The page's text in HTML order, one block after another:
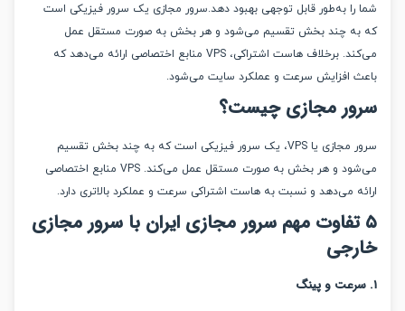
به‌طور قابل توجهی بهبود دهد.سرور مجازی یک سرور فیزیکی است
چند بخش تقسیم می‌شود و هر بخش به صورت مستقل عمل
می‌کند. برخلاف هاست اشتراکی، VPS منابع اختصاصی ارائه می‌دهد که
افزایش سرعت و عملکرد سایت می‌شود.
مجازی چیست؟
سرور مجازی یا VPS، یک سرور فیزیکی است که به چند بخش تقسیم
می‌شود و هر بخش به صورت مستقل عمل می‌کند. VPS منابع اختصاصی
می‌دهد و نسبت به هاست اشتراکی سرعت و عملکرد بالاتری دارد.
تفاوت مهم سرور مجازی ایران با سرور مجازی